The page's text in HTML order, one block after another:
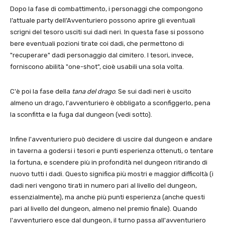
Dopo la fase di combattimento, i personaggi che compongono
l’attuale party dell’Avventuriero possono aprire gli eventuali
scrigni del tesoro usciti sui dadi neri. In questa fase si possono
bere eventuali pozioni tirate coi dadi, che permettono di
"recuperare" dadi personaggio dal cimitero. I tesori, invece,
forniscono abilità "one-shot", cioè usabili una sola volta.
C'è poi la fase della tana del drago. Se sui dadi neri è uscito
almeno un drago, l'avventuriero è obbligato a sconfiggerlo, pena
la sconfitta e la fuga dal dungeon (vedi sotto).
Infine l'avventuriero può decidere di uscire dal dungeon e andare
in taverna a godersi i tesori e punti esperienza ottenuti, o tentare
la fortuna, e scendere più in profondità nel dungeon ritirando di
nuovo tutti i dadi. Questo significa più mostri e maggior difficoltà (i
dadi neri vengono tirati in numero pari al livello del dungeon,
essenzialmente), ma anche più punti esperienza (anche questi
pari al livello del dungeon, almeno nel premio finale). Quando
l'avventuriero esce dal dungeon, il turno passa all'avventuriero